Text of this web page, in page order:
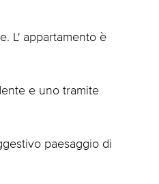
L' appartamento è
e uno tramite
paesaggio di